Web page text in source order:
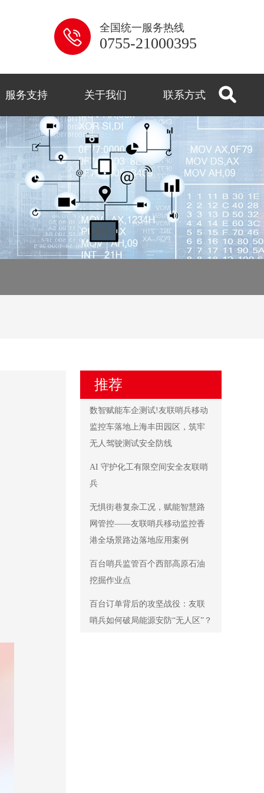
全国统一服务热线
0755-21000395
控
服务支持 关于我们 联系方式
推荐
数智赋能车企测试!友联哨兵移动
监控车落地上海丰田园区，筑牢
无人驾驶测试安全防线
AI 守护化工有限空间安全友联哨
兵
无惧街巷复杂工况，赋能智慧路
网管控——友联哨兵移动监控香
港全场景路边落地应用案例
百台哨兵监管百个西部高原石油
挖掘作业点
百台订单背后的攻坚战役：友联
哨兵如何破局能源安防“无人区”？